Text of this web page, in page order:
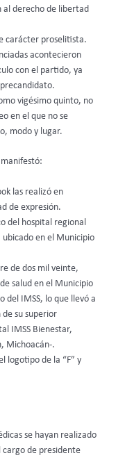
al derecho de libertad
carácter proselitista.
acontecieron
con el partido, ya
vigésimo quinto, no
en el que no se
modo y lugar.
las realizó en
de expresión.
del hospital regional
en el Municipio
de dos mil veinte,
salud en el Municipio
del IMSS, lo que llevó a
su superior
IMSS Bienestar,
Michoacán-.
logotipo de la “F” y
se hayan realizado
cargo de presidente